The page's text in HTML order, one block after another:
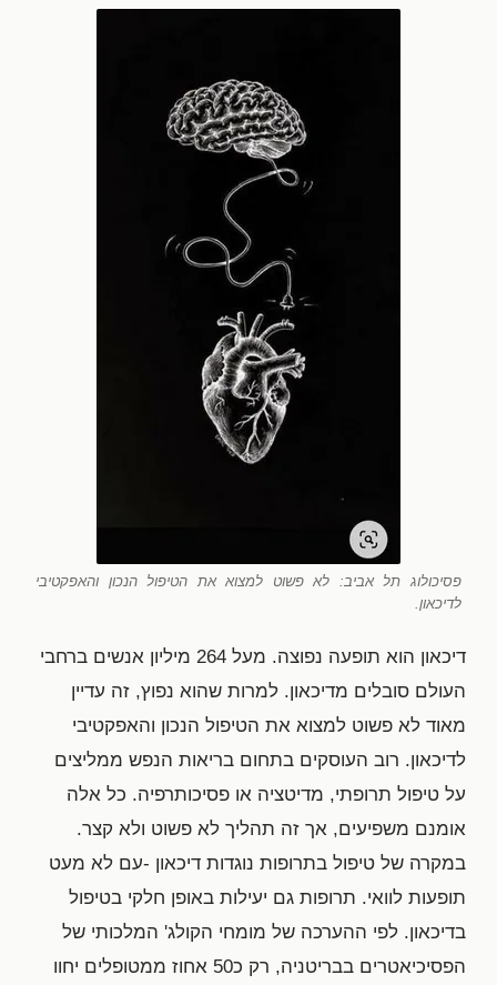
פסיכולוג תל אביב: לא פשוט למצוא את הטיפול הנכון והאפקטיבי
לדיכאון.
דיכאון הוא תופעה נפוצה. מעל 264 מיליון אנשים ברחבי
העולם סובלים מדיכאון. למרות שהוא נפוץ, זה עדיין
מאוד לא פשוט למצוא את הטיפול הנכון והאפקטיבי
לדיכאון. רוב העוסקים בתחום בריאות הנפש ממליצים
על טיפול תרופתי, מדיטציה או פסיכותרפיה. כל אלה
אומנם משפיעים, אך זה תהליך לא פשוט ולא קצר.
במקרה של טיפול בתרופות נוגדות דיכאון -עם לא מעט
תופעות לוואי. תרופות גם יעילות באופן חלקי בטיפול
בדיכאון. לפי ההערכה של מומחי הקולג' המלכותי של
הפסיכיאטרים בבריטניה, רק כ50 אחוז ממטופלים יחוו